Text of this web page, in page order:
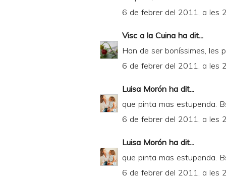
6 de febrer del 2011, a les
Visc a la Cuina ha dit...
Han de ser boníssimes, les
6 de febrer del 2011, a les
Luisa Morón ha dit...
que pinta mas estupenda.
6 de febrer del 2011, a les
Luisa Morón ha dit...
que pinta mas estupenda.
6 de febrer del 2011, a les